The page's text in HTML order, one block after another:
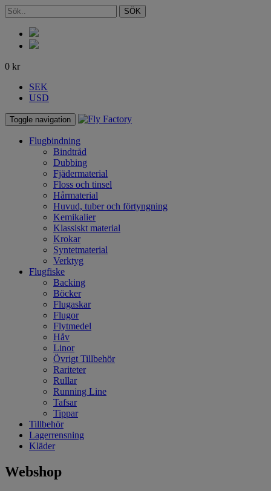
SÖK
0 kr
SEK
USD
Toggle navigation
Flugbindning
Bindtråd
Dubbing
Fjädermaterial
Floss och tinsel
Hårmaterial
Huvud, tuber och förtyngning
Kemikalier
Klassiskt material
Krokar
Syntetmaterial
Verktyg
Flugfiske
Backing
Böcker
Flugaskar
Flugor
Flytmedel
Håv
Linor
Övrigt Tillbehör
Rariteter
Rullar
Running Line
Tafsar
Tippar
Tillbehör
Lagerrensning
Kläder
Webshop